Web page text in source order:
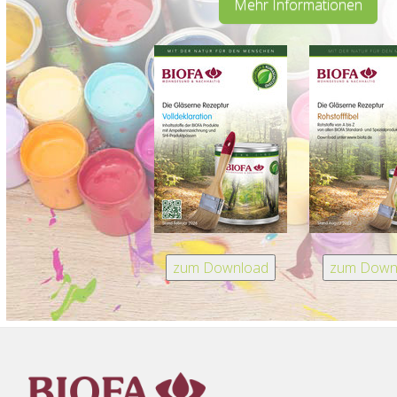
Mehr Informationen